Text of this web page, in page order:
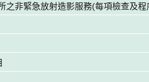
之非緊急放射造影服務(每項檢查及程